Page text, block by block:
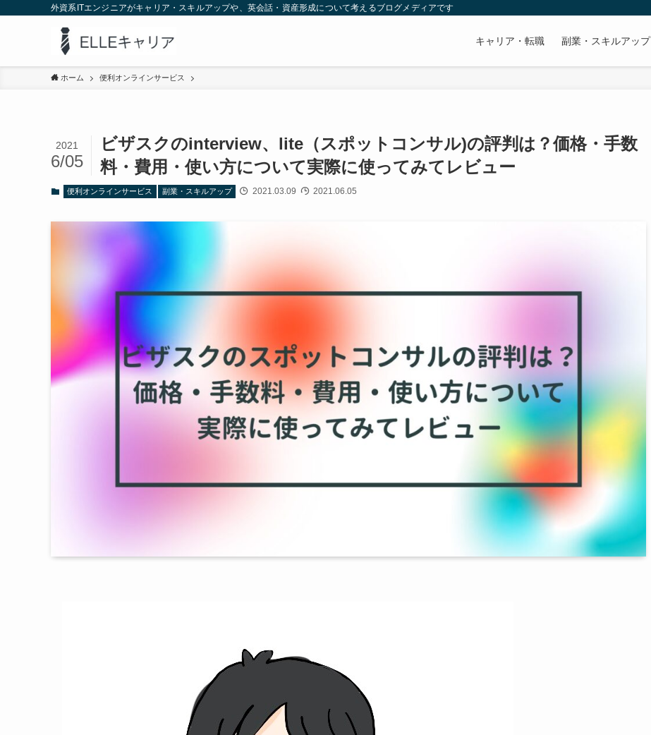
外資系ITエンジニアがキャリア・スキルアップや、英会話・資産形成について考えるブログメディアです
キャリア・転職 副業・スキルアップ
ホーム 便利オンラインサービス
ビザスクのinterview、lite（スポットコンサル)の評判は？価格・手数
料・費用・使い方について実際に使ってみてレビュー
2021
6/05
便利オンラインサービス 副業・スキルアップ 2021.03.09 2021.06.05